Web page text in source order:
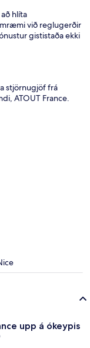
hlíta
við reglugerðir
gististaða ekki
stjörnugjöf frá
ATOUT France.
upp á ókeypis